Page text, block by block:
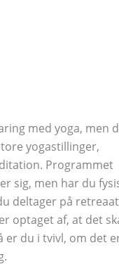
med yoga, men
yogastillinger,
Programmet
sig, men har du
deltager på
optaget af, at det
er du i tvivl, om det